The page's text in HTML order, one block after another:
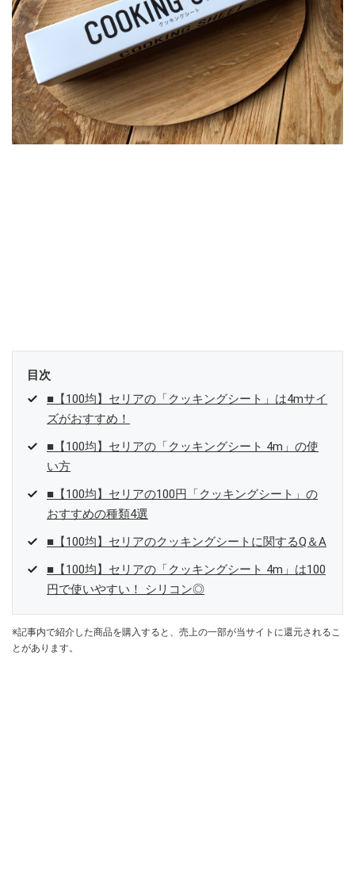
ンやフリマアプリは生活のインフラになる」という考えを持つ。また
消費税増税の社会においては、ネットオークションやフリマアプリが
家計の救世主になりえると考え、業者とは違う視点でユーザーとして
参加中。
目次
■【100均】セリアの「クッキングシート」は4mサイ
ズがおすすめ！
■【100均】セリアの「クッキングシート 4m」の使
い方
■【100均】セリアの100円「クッキングシート」の
おすすめの種類4選
■【100均】セリアのクッキングシートに関するQ＆A
■【100均】セリアの「クッキングシート 4m」は100
円で使いやすい！ シリコン◎
※記事内で紹介した商品を購入すると、売上の一部が当サイトに還元されるこ
とがあります。